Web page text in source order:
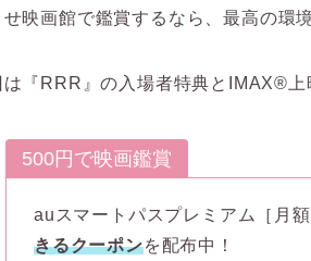
せ映画館で鑑賞するなら、最高の環
は『RRR』の入場者特典とIMAX®
500円で映画鑑賞
auスマートパスプレミアム［月
きるクーポンを配布中！